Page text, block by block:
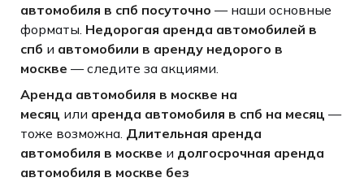
автомобиля в спб посуточно — наши основные
форматы. Недорогая аренда автомобилей в
спб и автомобили в аренду недорого в
москве — следите за акциями.
Аренда автомобиля в москве на
месяц или аренда автомобиля в спб на месяц —
тоже возможна. Длительная аренда
автомобиля в москве и долгосрочная аренда
автомобиля в москве без